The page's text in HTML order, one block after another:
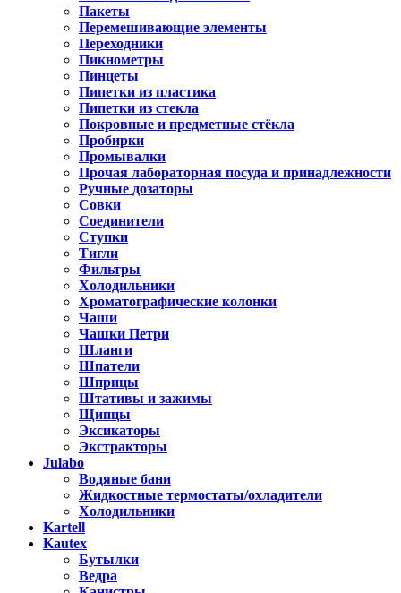
Пакеты
Перемешивающие элементы
Переходники
Пикнометры
Пинцеты
Пипетки из пластика
Пипетки из стекла
Покровные и предметные стёкла
Пробирки
Промывалки
Прочая лабораторная посуда и принадлежности
Ручные дозаторы
Совки
Соединители
Ступки
Тигли
Фильтры
Холодильники
Хроматографические колонки
Чаши
Чашки Петри
Шланги
Шпатели
Шприцы
Штативы и зажимы
Щипцы
Эксикаторы
Экстракторы
Julabo
Водяные бани
Жидкостные термостаты/охладители
Холодильники
Kartell
Kautex
Бутылки
Ведра